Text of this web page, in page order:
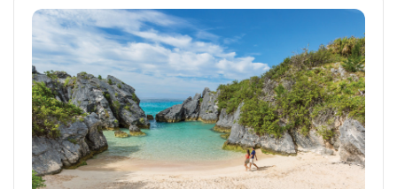
Pacifický Severozápad
Jižní Amerika
Jižní Pacifik
Transatlantic
Panamský průplav
Harmony Of The Seas
Hero Of The Seas
Icon Of The Seas
Independence Of The Seas
Jewel Of The Seas